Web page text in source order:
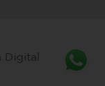
Digital